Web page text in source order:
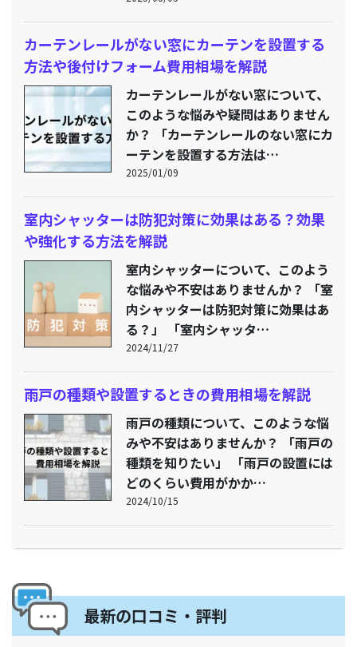
カーテンレールがない窓にカーテンを設置する
方法や後付けフォーム費用相場を解説
カーテンレールがない窓について、
このような悩みや疑問はありません
か？ 「カーテンレールのない窓にカ
ーテンを設置する方法は…
2025/01/09
室内シャッターは防犯対策に効果はある？効果
や強化する方法を解説
室内シャッターについて、このよう
な悩みや不安はありませんか？ 「室
内シャッターは防犯対策に効果はあ
る？」 「室内シャッタ…
2024/11/27
雨戸の種類や設置するときの費用相場を解説
雨戸の種類について、このような悩
みや不安はありませんか？ 「雨戸の
種類を知りたい」 「雨戸の設置には
どのくらい費用がかか…
2024/10/15
最新の口コミ・評判